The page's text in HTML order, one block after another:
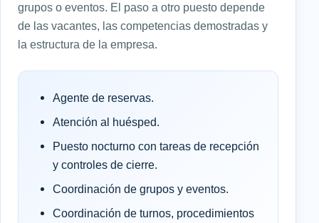
grupos o eventos. El paso a otro puesto depende
de las vacantes, las competencias demostradas y
la estructura de la empresa.
Agente de reservas.
Atención al huésped.
Puesto nocturno con tareas de recepción
y controles de cierre.
Coordinación de grupos y eventos.
Coordinación de turnos, procedimientos